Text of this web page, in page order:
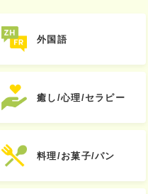
外国語
癒し/心理/セラピー
料理/お菓子/パン